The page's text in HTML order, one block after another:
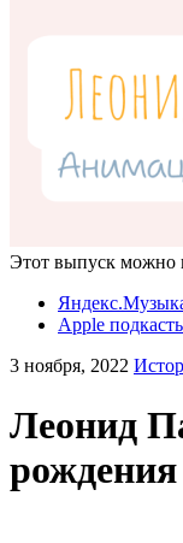
Этот выпуск можно
Apple
3 ноября, 2022
Леонид
рождения